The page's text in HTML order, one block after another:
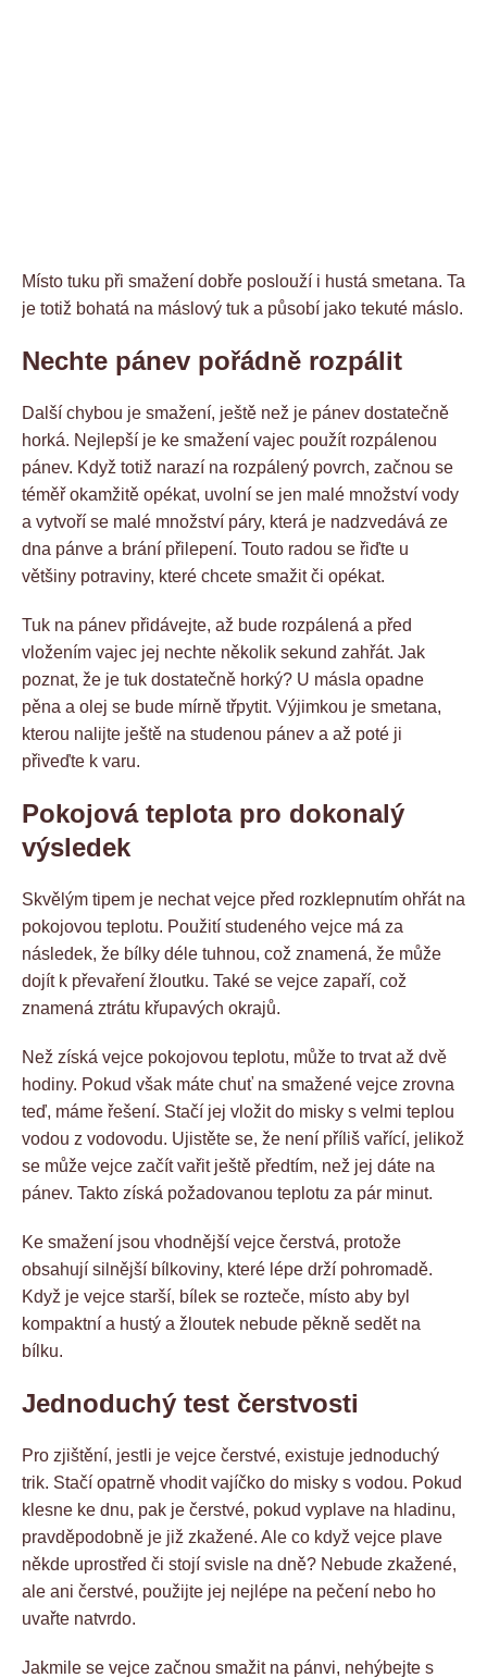
Místo tuku při smažení dobře poslouží i hustá smetana. Ta
je totiž bohatá na máslový tuk a působí jako tekuté máslo.
Nechte pánev pořádně rozpálit
Další chybou je smažení, ještě než je pánev dostatečně
horká. Nejlepší je ke smažení vajec použít rozpálenou
pánev. Když totiž narazí na rozpálený povrch, začnou se
téměř okamžitě opékat, uvolní se jen malé množství vody
a vytvoří se malé množství páry, která je nadzvedává ze
dna pánve a brání přilepení. Touto radou se řiďte u
většiny potraviny, které chcete smažit či opékat.
Tuk na pánev přidávejte, až bude rozpálená a před
vložením vajec jej nechte několik sekund zahřát. Jak
poznat, že je tuk dostatečně horký? U másla opadne
pěna a olej se bude mírně třpytit. Výjimkou je smetana,
kterou nalijte ještě na studenou pánev a až poté ji
přiveďte k varu.
Pokojová teplota pro dokonalý
výsledek
Skvělým tipem je nechat vejce před rozklepnutím ohřát na
pokojovou teplotu. Použití studeného vejce má za
následek, že bílky déle tuhnou, což znamená, že může
dojít k převaření žloutku. Také se vejce zapaří, což
znamená ztrátu křupavých okrajů.
Než získá vejce pokojovou teplotu, může to trvat až dvě
hodiny. Pokud však máte chuť na smažené vejce zrovna
teď, máme řešení. Stačí jej vložit do misky s velmi teplou
vodou z vodovodu. Ujistěte se, že není příliš vařící, jelikož
se může vejce začít vařit ještě předtím, než jej dáte na
pánev. Takto získá požadovanou teplotu za pár minut.
Ke smažení jsou vhodnější vejce čerstvá, protože
obsahují silnější bílkoviny, které lépe drží pohromadě.
Když je vejce starší, bílek se rozteče, místo aby byl
kompaktní a hustý a žloutek nebude pěkně sedět na
bílku.
Jednoduchý test čerstvosti
Pro zjištění, jestli je vejce čerstvé, existuje jednoduchý
trik. Stačí opatrně vhodit vajíčko do misky s vodou. Pokud
klesne ke dnu, pak je čerstvé, pokud vyplave na hladinu,
pravděpodobně je již zkažené. Ale co když vejce plave
někde uprostřed či stojí svisle na dně? Nebude zkažené,
ale ani čerstvé, použijte jej nejlépe na pečení nebo ho
uvařte natvrdo.
Jakmile se vejce začnou smažit na pánvi, nehýbejte s